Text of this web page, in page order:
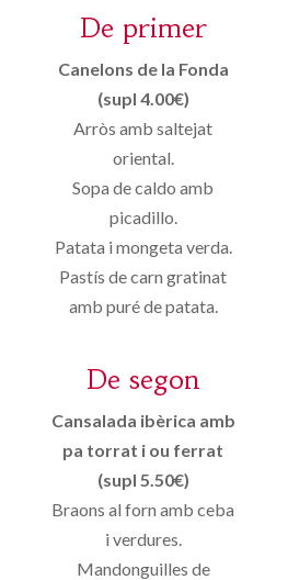
De primer
Canelons de la Fonda
(supl 4.00€)
Arròs amb saltejat
oriental.
Sopa de caldo amb
picadillo.
Patata i mongeta verda.
Pastís de carn gratinat
amb puré de patata.
De segon
Cansalada ibèrica amb
pa torrat i ou ferrat
(supl 5.50€)
Braons al forn amb ceba
i verdures.
Mandonguilles de